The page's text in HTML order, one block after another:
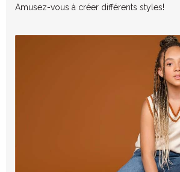
Amusez-vous à créer différents styles!